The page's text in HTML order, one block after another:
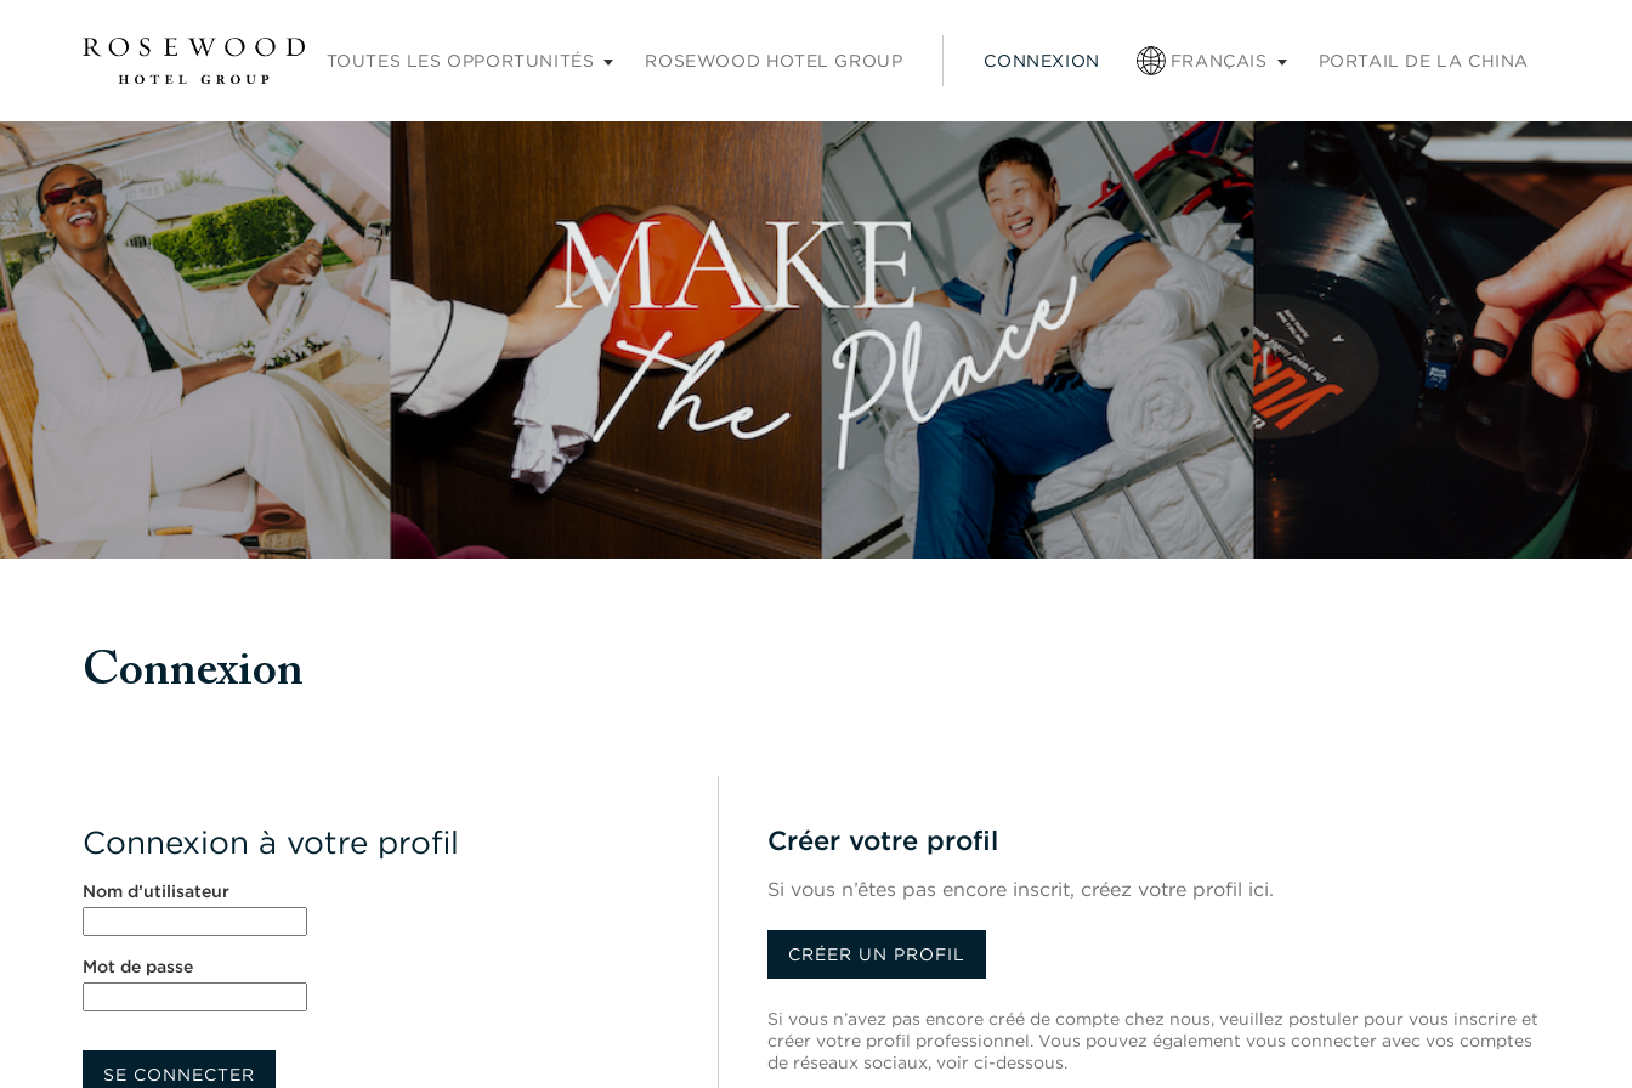
Menu principal. Appuyez sur les touches Entrée ou Espace pour agrandir et sur la touche Échap pour réduire
TOUTES LES OPPORTUNITÉS ROSEWOOD HOTEL GROUP CONNEXION FRANÇAIS PORTAIL DE LA CHINA
Connexion
Connexion à votre profil
Nom d’utilisateur
Mot de passe
SE CONNECTER
Créer votre profil
Si vous n’êtes pas encore inscrit, créez votre profil ici.
CRÉER UN PROFIL
Si vous n’avez pas encore créé de compte chez nous, veuillez postuler pour vous inscrire et
créer votre profil professionnel. Vous pouvez également vous connecter avec vos comptes
de réseaux sociaux, voir ci-dessous.